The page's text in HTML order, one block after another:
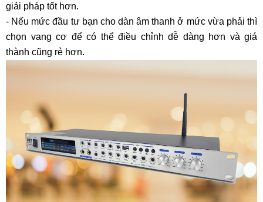
giải pháp tốt hơn.
- Nếu mức đầu tư bạn cho dàn âm thanh ở mức vừa phải thì
chọn vang cơ để có thể điều chỉnh dễ dàng hơn và giá
thành cũng rẻ hơn.